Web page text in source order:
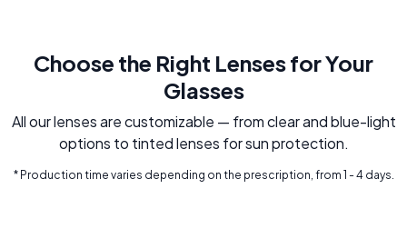
Choose the Right Lenses for Your
Glasses
All our lenses are customizable — from clear and blue-light
options to tinted lenses for sun protection.
* Production time varies depending on the prescription, from 1 - 4 days.